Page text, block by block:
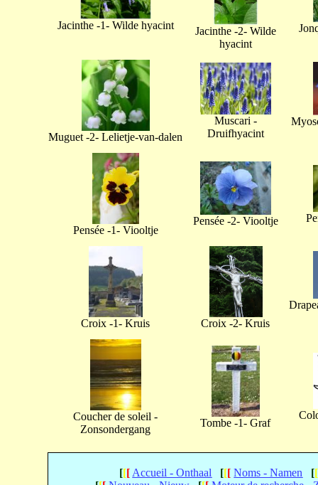
Jacinthe -1- Wilde hyacint
Jacinthe -2- Wilde
hyacint
Muguet -2- Lelietje-van-dalen
Muscari -
Druifhyacint
Pensée -1- Viooltje
Pensée -2- Viooltje
Croix -1- Kruis Croix -2- Kruis
Coucher de soleil -
Zonsondergang
Tombe -1- Graf
[[[ Accueil - Onthaal [[[ Noms - Namen [[